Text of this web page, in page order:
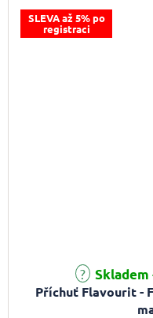
SLEVA až 5% po
registraci
Příchuť Flavourit -